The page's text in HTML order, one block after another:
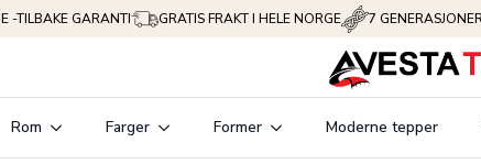
-TILBAKE GARANTI GRATIS FRAKT I HELE NORGE 7
Rom Farger Former Moderne tepper